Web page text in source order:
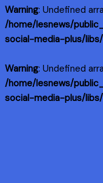
Warning: Undefined
/home/lesnews/
social-media-plus/
Warning: Undefined
/home/lesnews/
social-media-plus/